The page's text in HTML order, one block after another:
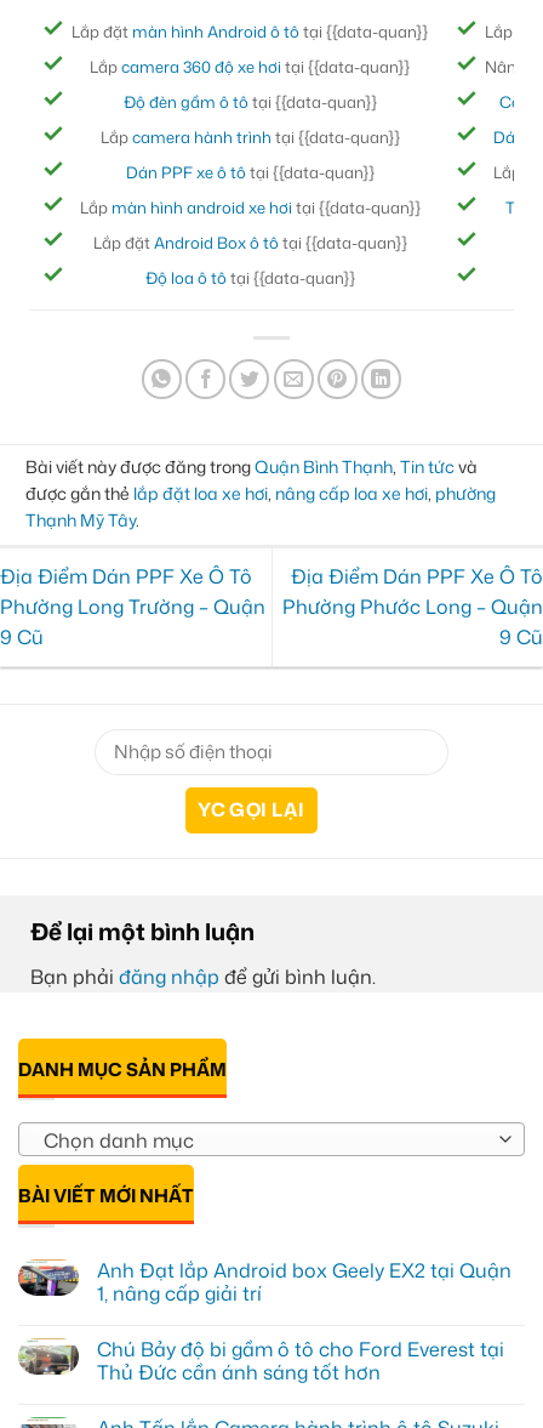
Lắp đặt màn hình Android ô tôtại {{data-quan}}
Lắpcamera 360 độ xe hơi tại {{data-quan}}
Độ đèn gầm ô tôtại {{data-quan}}
Lắpcamera hành trình tại {{data-quan}}
Dán PPF xe ô tôtại {{data-quan}}
Lắp màn hình android xe hơi tại {{data-quan}}
Lắp đặtAndroid Box ô tôtại {{data-quan}}
Độ loa ô tôtại {{data-quan}}
Lắp
Nâng
Dán
Lắp
Bài viết này được đăng trongQuận Bình Thạnh, Tin tứcvà
được gắn thẻ lắp đặt loa xe hơi, nâng cấp loa xe hơi, phường
Thạnh Mỹ Tây.
Địa Điểm Dán PPF Xe Ô Tô
Phường Long Trường – Quận
9 Cũ
Địa Điểm Dán PPF Xe Ô Tô
Phường Phước Long – Quận
9 Cũ
Để lại một bình luận
Bạn phải đăng nhập để gửi bình luận.
DANH MỤC SẢN PHẨM
Chọn danh mục
BÀI VIẾT MỚI NHẤT
Anh Đạt lắp Android box Geely EX2 tại Quận
1, nâng cấp giải trí
bình
luận
ở
Chú Bảy độ bi gầm ô tô cho Ford Everest tại
Thủ Đức cần ánh sáng tốt hơn